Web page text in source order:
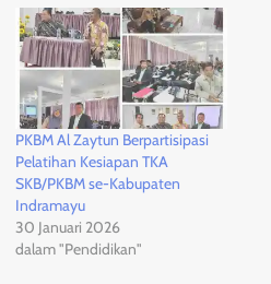
PKBM Al Zaytun Berpartisipasi
Pelatihan Kesiapan TKA
SKB/PKBM se-Kabupaten
Indramayu
30 Januari 2026
dalam "Pendidikan"